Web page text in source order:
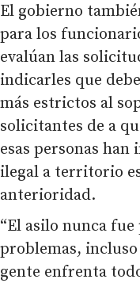
El gobierno
para los
evalúan las
indicarles que
más estrictos al
solicitantes de a
esas personas
ilegal a territorio
anterioridad.
“El asilo nunca
problemas,
gente enfrenta